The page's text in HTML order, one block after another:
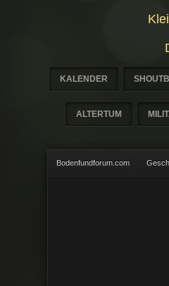
KALENDER
ALTERTUM
Bodenfundforum.com